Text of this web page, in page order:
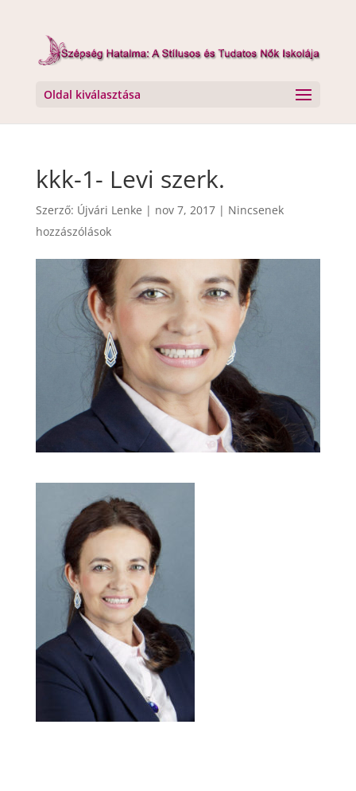
Oldal kiválasztása
kkk-1- Levi szerk.
Szerző: Újvári Lenke | nov 7, 2017| Nincsenek
hozzászólások